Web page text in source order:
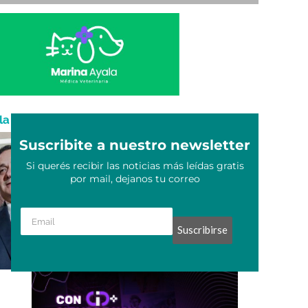
Suscribite a nuestro newsletter
Si querés recibir las noticias más leídas gratis
por mail, dejanos tu correo
Suscribirse